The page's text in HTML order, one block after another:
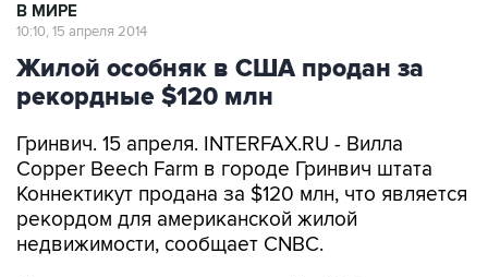
В МИРЕ
10:10, 15 апреля 2014
Жилой особняк в США продан за
рекордные $120 млн
Гринвич. 15 апреля. INTERFAX.RU - Вилла
Copper Beech Farm в городе Гринвич штата
Коннектикут продана за $120 млн, что является
рекордом для американской жилой
недвижимости, сообщает CNBC.